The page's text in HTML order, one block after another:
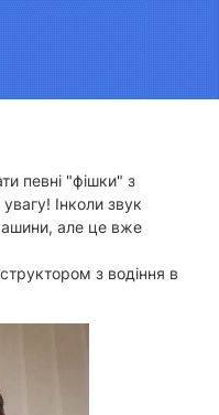
певні "фішки" з
Інколи звук
але це вже
з водіння в